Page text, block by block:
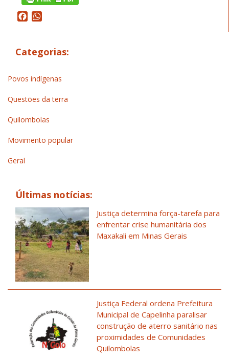
Facebook
Categorias:
Povos indígenas
Questões da terra
Quilombolas
Movimento popular
Geral
Últimas notícias:
Justiça determina força-tarefa para
enfrentar crise humanitária dos
Maxakali em Minas Gerais
Justiça Federal ordena Prefeitura
Municipal de Capelinha paralisar
construção de aterro sanitário nas
proximidades de Comunidades
Quilombolas